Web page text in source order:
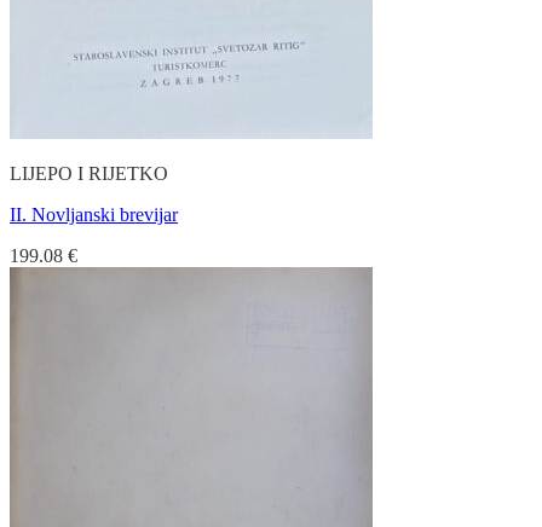
LIJEPO I RIJETKO
II. Novljanski brevijar
199.08 €